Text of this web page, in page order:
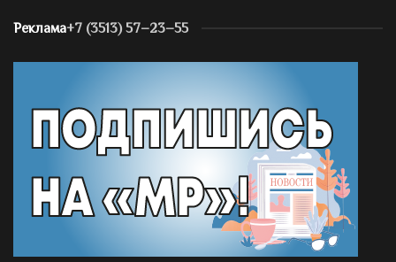
Реклама+7 (3513) 57–23–55